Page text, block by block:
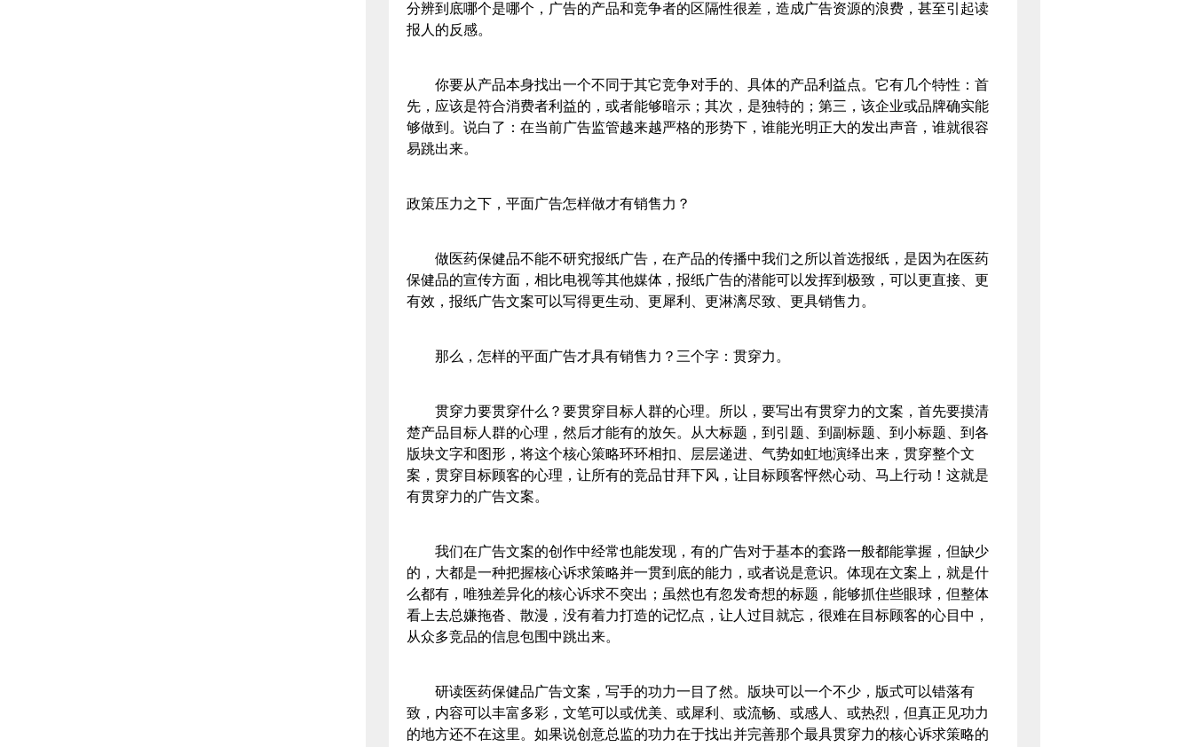
分辨到底哪个是哪个，广告的产品和竞争者的区隔性很差，造成广告资源的浪费，甚至引起读
报人的反感。
你要从产品本身找出一个不同于其它竞争对手的、具体的产品利益点。它有几个特性：首
先，应该是符合消费者利益的，或者能够暗示；其次，是独特的；第三，该企业或品牌确实能
够做到。说白了：在当前广告监管越来越严格的形势下，谁能光明正大的发出声音，谁就很容
易跳出来。
政策压力之下，平面广告怎样做才有销售力？
做医药保健品不能不研究报纸广告，在产品的传播中我们之所以首选报纸，是因为在医药
保健品的宣传方面，相比电视等其他媒体，报纸广告的潜能可以发挥到极致，可以更直接、更
有效，报纸广告文案可以写得更生动、更犀利、更淋漓尽致、更具销售力。
那么，怎样的平面广告才具有销售力？三个字：贯穿力。
贯穿力要贯穿什么？要贯穿目标人群的心理。所以，要写出有贯穿力的文案，首先要摸清
楚产品目标人群的心理，然后才能有的放矢。从大标题，到引题、到副标题、到小标题、到各
版块文字和图形，将这个核心策略环环相扣、层层递进、气势如虹地演绎出来，贯穿整个文
案，贯穿目标顾客的心理，让所有的竞品甘拜下风，让目标顾客怦然心动、马上行动！这就是
有贯穿力的广告文案。
我们在广告文案的创作中经常也能发现，有的广告对于基本的套路一般都能掌握，但缺少
的，大都是一种把握核心诉求策略并一贯到底的能力，或者说是意识。体现在文案上，就是什
么都有，唯独差异化的核心诉求不突出；虽然也有忽发奇想的标题，能够抓住些眼球，但整体
看上去总嫌拖沓、散漫，没有着力打造的记忆点，让人过目就忘，很难在目标顾客的心目中，
从众多竞品的信息包围中跳出来。
研读医药保健品广告文案，写手的功力一目了然。版块可以一个不少，版式可以错落有
致，内容可以丰富多彩，文笔可以或优美、或犀利、或流畅、或感人、或热烈，但真正见功力
的地方还不在这里。如果说创意总监的功力在于找出并完善那个最具贯穿力的核心诉求策略的